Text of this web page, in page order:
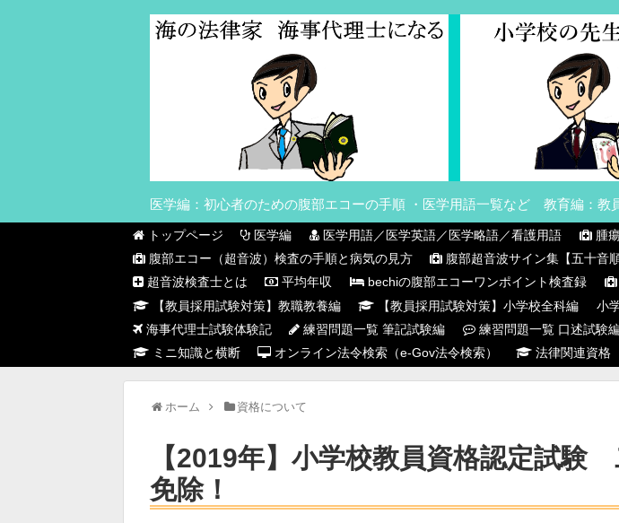
医学編：初心者のための腹部エコーの手順 ・医学用語一覧など 教育編：
トップページ 医学編 医学用語／医学英語／医学略語／看護用語
腫
腹部エコー（超音波）検査の手順と病気の見方
腹部超音波サイン集【五十音順
超音波検査士とは
平均年収 bechiの腹部エコーワンポイント検査録
【教員採用試験対策】教職教養編
【教員採用試験対策】小学校全科編 小
海事代理士試験体験記
練習問題一覧 筆記試験編 練習問題一覧 口述試験
ミニ知識と横断
オンライン法令検索（e-Gov法令検索） 法律関連資格
ホーム 資格について
【2019年】小学校教員資格認定試験
免除！